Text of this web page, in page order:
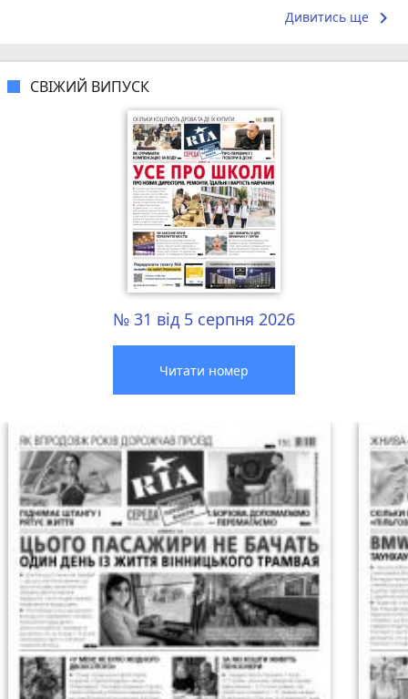
комфорт...
Дивитись ще keyboard_arrow_right
СВІЖИЙ ВИПУСК
№ 31 від 5 серпня 2026
Читати номер